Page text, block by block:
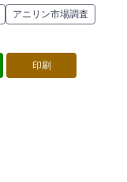
アニリン市場調査
印刷